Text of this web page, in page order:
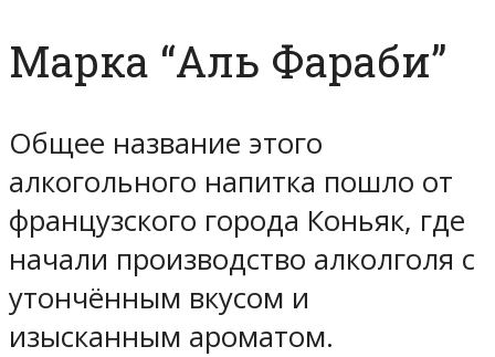
Марка “Аль Фараби”
Общее название этого
алкогольного напитка пошло от
французского города Коньяк, где
начали производство алколголя с
утончённым вкусом и
изысканным ароматом.